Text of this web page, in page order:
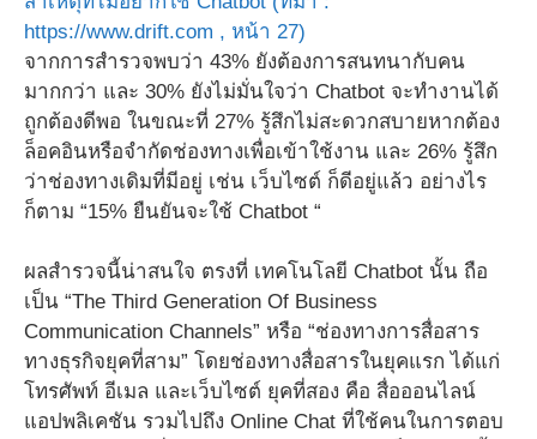
https://www.drift.com , หน้า 27)
จากการสำรวจพบว่า 43% ยังต้องการสนทนากับคน
มากกว่า และ 30% ยังไม่มั่นใจว่า Chatbot จะทำงานได้
ถูกต้องดีพอ ในขณะที่ 27% รู้สึกไม่สะดวกสบายหากต้อง
ล็อคอินหรือจำกัดช่องทางเพื่อเข้าใช้งาน และ 26% รู้สึก
ว่าช่องทางเดิมที่มีอยู่ เช่น เว็บไซต์ ก็ดีอยู่แล้ว อย่างไร
ก็ตาม “15% ยืนยันจะใช้ Chatbot “
ผลสำรวจนี้น่าสนใจ ตรงที่ เทคโนโลยี Chatbot นั้น ถือ
เป็น “The Third Generation Of Business
Communication Channels” หรือ “ช่องทางการสื่อสาร
ทางธุรกิจยุคที่สาม” โดยช่องทางสื่อสารในยุคแรก ได้แก่
โทรศัพท์ อีเมล และเว็บไซต์ ยุคที่สอง คือ สื่อออนไลน์
แอปพลิเคชัน รวมไปถึง Online Chat ที่ใช้คนในการตอบ